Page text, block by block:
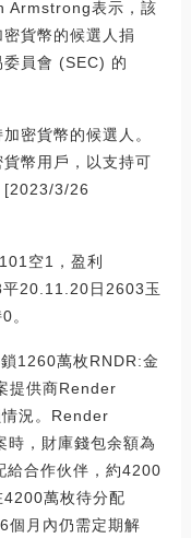
Armstrong表示，該
貨幣的候選人捐
委員會 (SEC) 的
密貨幣的候選人。
幣用戶，以支持可
[2023/3/26
空1，盈利
20.11.20日2603玉
。
1260萬枚RNDR:金
提供商Render
況。Render
，財庫錢包余額為
給合作伙伴，約4200
4200萬枚待分配
個月內仍需定期解